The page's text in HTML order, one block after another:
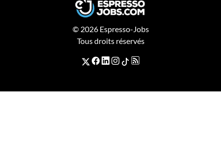
© 2026 Espresso-Jobs
Tous droits réservés